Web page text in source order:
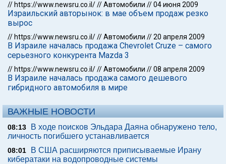
// https://www.newsru.co.il///Автомобили //04 июня 2009
Израильский авторынок: в мае объем продаж резко
вырос
// https://www.newsru.co.il///Автомобили //20 апреля 2009
В Израиле началась продажа Chevrolet Cruze – самого
серьезного конкурента Mazda 3
// https://www.newsru.co.il///Автомобили //08 апреля 2009
В Израиле началась продажа самого дешевого
гибридного автомобиля в мире
ВАЖНЫЕ НОВОСТИ
08:13
В ходе поисков Эльдара Даяна обнаружено тело,
личность погибшего устанавливается
08:01
В США расширяются приписываемые Ирану
кибератаки на водопроводные системы